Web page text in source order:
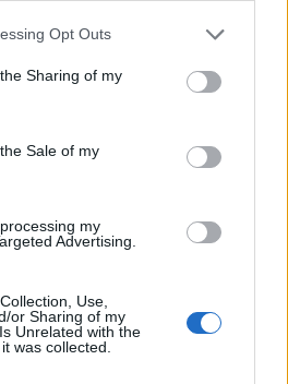
app uses one or more Google
usage behaviour. You may click to
and its third-party tags to
purposes in below Google
Opt Outs
Sharing of my
Sale of my
my
Advertising.
Use,
or Sharing of my
Unrelated with the
was collected.
Prix
$83,270.00
$16.49
$0.0085